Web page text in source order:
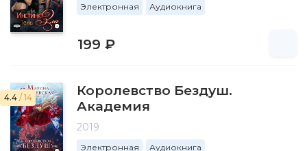
Электронная Аудиокнига
199 ₽
4.4 / 14
Королевство Бездуш.
Академия
2019
Электронная Аудиокнига